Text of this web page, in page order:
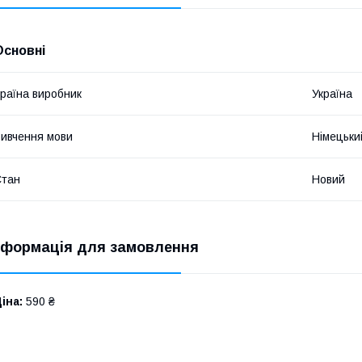
виробник Україна
мови
Новий
для замовлення
590 ₴